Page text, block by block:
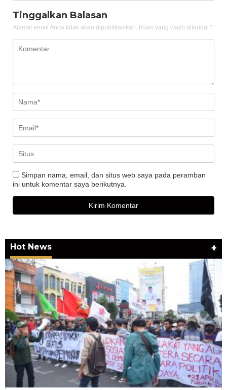
Tinggalkan Balasan
Alamat email Anda tidak akan dipublikasikan. Ruas yang wajib ditandai *
Simpan nama, email, dan situs web saya pada peramban
ini untuk komentar saya berikutnya.
Hot News +